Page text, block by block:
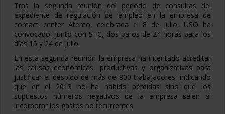
Tras la segunda reunión del periodo de consultas del
expediente de regulación de empleo en la empresa de
contact center Atento, celebrada el 8 de julio, USO ha
convocado, junto con STC, dos paros de 24 horas para los
días 15 y 24 de julio.
En esta segunda reunión la empresa ha intentado acreditar
las causas económicas, productivas y organizativas para
justificar el despido de más de 800 trabajadores, indicando
que en el 2013 no ha habido pérdidas sino que los
supuestos números negativos de la empresa salen al
incorporar los gastos no recurrentes